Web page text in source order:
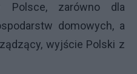
Polsce, zarówno dla
domowych, a
wyjście Polski z